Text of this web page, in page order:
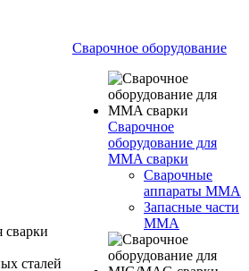
Сварочное оборудование
Сварочное
оборудование для
MMA сварки
Сварочные
аппараты MMA
Запасные части
MMA